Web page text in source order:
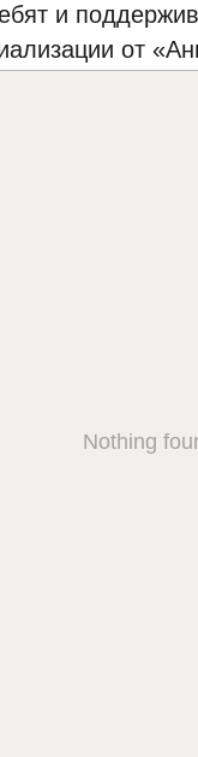
и
от
Nothing